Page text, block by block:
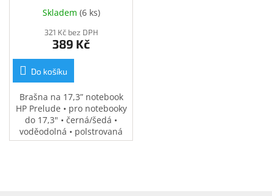
(34Y64AA)
Skladem (6 ks)
321 Kč bez DPH
389 Kč
Do košíku
Brašna na 17,3” notebook
HP Prelude • pro notebooky
do 17,3" • černá/šedá •
voděodolná • polstrovaná
přihrádka na notebook •